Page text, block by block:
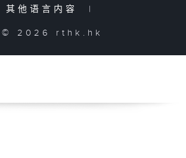
其他语言内容
|
© 2026 rthk.hk